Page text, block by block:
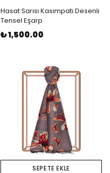
Hasat Sarısı Kasımpatı Desenli
Tensel Eşarp
₺ 1,500.00
SEPETE EKLE